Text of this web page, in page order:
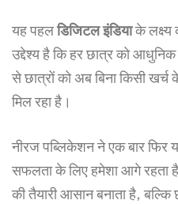
यह पहलडिजिटलइंडियाके लक्ष्य
उद्देश्य है कि हर छात्र को
से छात्रों को अब बिना किसी खर्च
मिल रहा है।
नीरज पब्लिकेशन ने एक बार फिर
सफलता के लिए हमेशा आगे रहता
की तैयारी आसान बनाता है, बल्कि